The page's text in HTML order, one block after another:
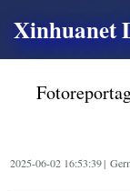
Xinhuanet
2025-06-02 16:53:39|